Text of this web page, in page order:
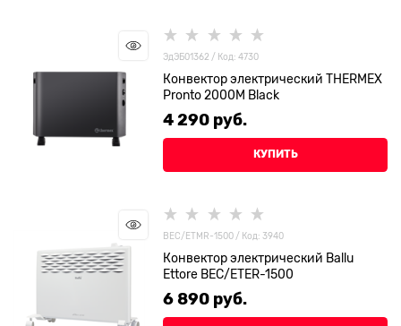
ЭдЭБ01362 / Код: 4730
Конвектор электрический THERMEX
Pronto 2000M Black
4 290 руб.
КУПИТЬ
BEC/ETMR-1500 / Код: 3940
Конвектор электрический Ballu
Ettore BEC/ETЕR-1500
6 890 руб.